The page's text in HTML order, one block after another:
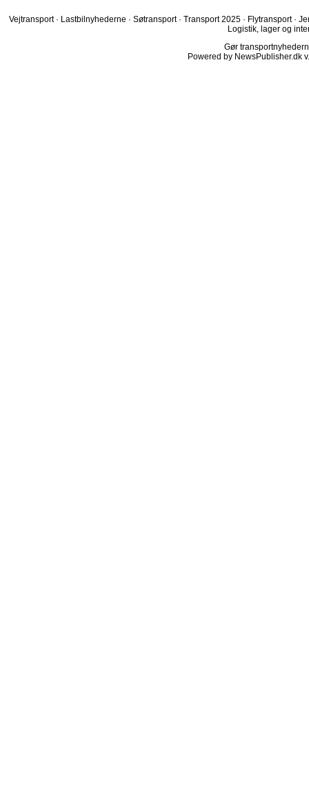
Vejtransport · Lastbilnyhederne · Søtransport · Transport 2025 · Flytransport ·
Logistik, lager og
Gør
Powered by NewsPublisher.dk